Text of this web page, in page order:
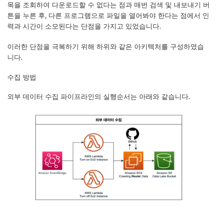
목을 조회하여 다운로드할 수 없다는 점과 매번 검색 및 내보내기 버
튼을 누른 후, 다른 프로그램으로 파일을 열어봐야 한다는 점에서 인
력과 시간이 소모된다는 단점을 가지고 있었습니다.
이러한 단점을 극복하기 위해 하위와 같은 아키텍처를 구성하였습
니다.
수집 방법
외부 데이터 수집 파이프라인의 실행순서는 아래와 같습니다.